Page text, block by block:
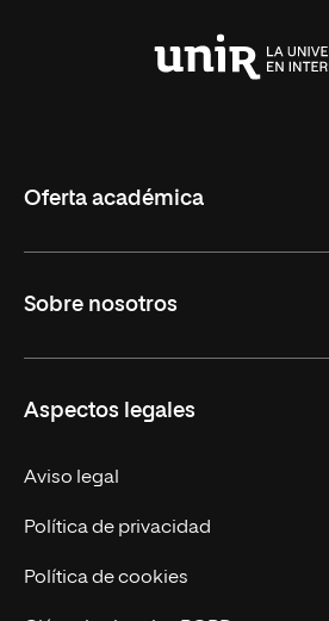
Oferta académica
Formación Continua
Carreras
Sobre nosotros
Trabaja en UNIR
Actualidad
Contáctanos
Aspectos legales
Aviso legal
Política de privacidad
Política de cookies